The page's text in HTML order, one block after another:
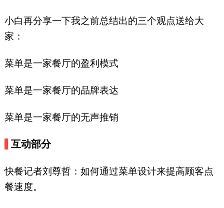
小白再分享一下我之前总结出的三个观点送给大
家：
菜单是一家餐厅的盈利模式
菜单是一家餐厅的品牌表达
菜单是一家餐厅的无声推销
互动部分
快餐记者刘尊哲：如何通过菜单设计来提高顾客点
餐速度。